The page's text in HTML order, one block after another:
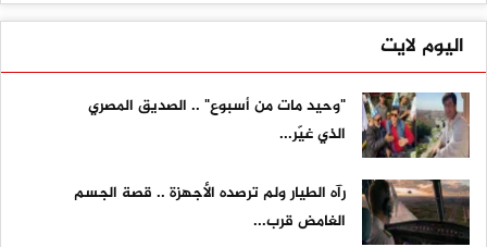
اليوم لايت
"وحيد مات من أسبوع" .. الصديق المصري
الذي غيّر...
رآه الطيار ولم ترصده الأجهزة .. قصة الجسم
الغامض قرب...